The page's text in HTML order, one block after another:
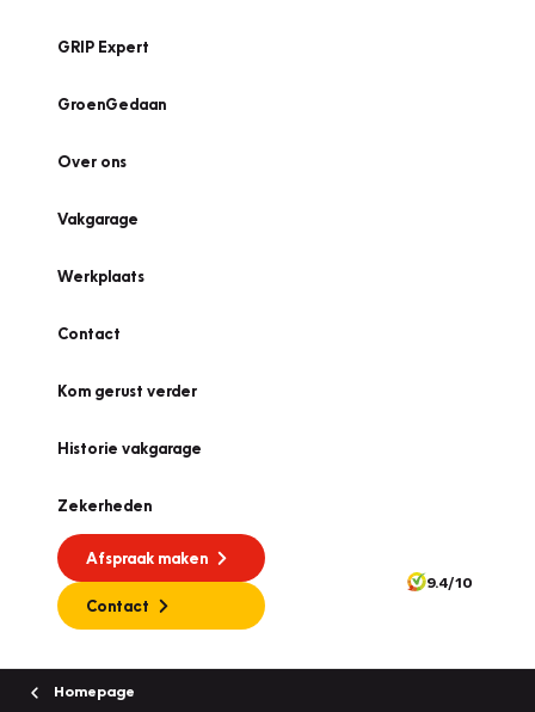
GRIP Expert
GroenGedaan
Over ons
Vakgarage
Werkplaats
Contact
Kom gerust verder
Historie vakgarage
Zekerheden
Afspraak maken
Contact
9.4/10
Homepage